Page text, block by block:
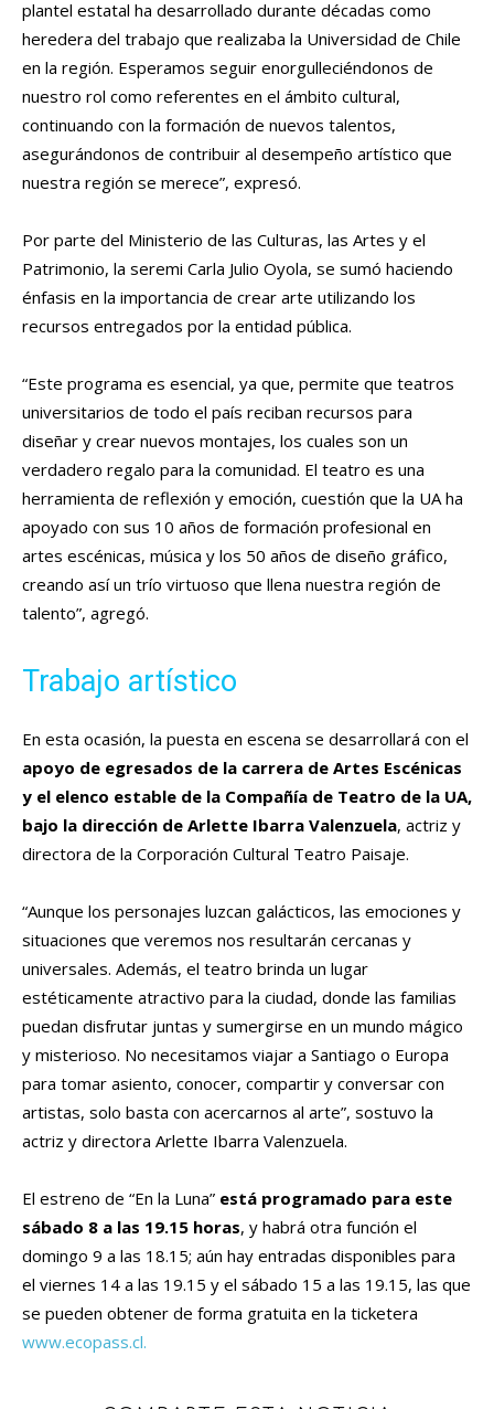
plantel estatal ha desarrollado durante décadas como
heredera del trabajo que realizaba la Universidad de Chile
en la región. Esperamos seguir enorgulleciéndonos de
nuestro rol como referentes en el ámbito cultural,
continuando con la formación de nuevos talentos,
asegurándonos de contribuir al desempeño artístico que
nuestra región se merece”, expresó.
Por parte del Ministerio de las Culturas, las Artes y el
Patrimonio, la seremi Carla Julio Oyola, se sumó haciendo
énfasis en la importancia de crear arte utilizando los
recursos entregados por la entidad pública.
“Este programa es esencial, ya que, permite que teatros
universitarios de todo el país reciban recursos para
diseñar y crear nuevos montajes, los cuales son un
verdadero regalo para la comunidad. El teatro es una
herramienta de reflexión y emoción, cuestión que la UA ha
apoyado con sus 10 años de formación profesional en
artes escénicas, música y los 50 años de diseño gráfico,
creando así un trío virtuoso que llena nuestra región de
talento”, agregó.
Trabajo artístico
En esta ocasión, la puesta en escena se desarrollará con el
apoyo de egresados de la carrera de Artes Escénicas
y el elenco estable de la Compañía de Teatro de la UA,
bajo la dirección de Arlette Ibarra Valenzuela, actriz y
directora de la Corporación Cultural Teatro Paisaje.
“Aunque los personajes luzcan galácticos, las emociones y
situaciones que veremos nos resultarán cercanas y
universales. Además, el teatro brinda un lugar
estéticamente atractivo para la ciudad, donde las familias
puedan disfrutar juntas y sumergirse en un mundo mágico
y misterioso. No necesitamos viajar a Santiago o Europa
para tomar asiento, conocer, compartir y conversar con
artistas, solo basta con acercarnos al arte”, sostuvo la
actriz y directora Arlette Ibarra Valenzuela.
El estreno de “En la Luna” está programado para este
sábado 8 a las 19.15 horas, y habrá otra función el
domingo 9 a las 18.15; aún hay entradas disponibles para
el viernes 14 a las 19.15 y el sábado 15 a las 19.15, las que
se pueden obtener de forma gratuita en la ticketera
www.ecopass.cl.